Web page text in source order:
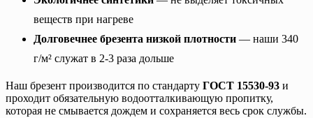
веществ при нагреве
Долговечнее брезента низкой плотности — наши 340
г/м² служат в 2-3 раза дольше
Наш брезент производится по стандарту ГОСТ 15530-93 и
проходит обязательную водоотталкивающую пропитку,
которая не смывается дождем и сохраняется весь срок службы.